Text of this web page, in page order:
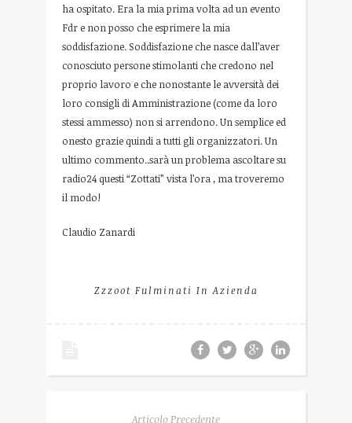
ha ospitato. Era la mia prima volta ad un evento
Fdr e non posso che esprimere la mia
soddisfazione. Soddisfazione che nasce dall’aver
conosciuto persone stimolanti che credono nel
proprio lavoro e che nonostante le avversità dei
loro consigli di Amministrazione (come da loro
stessi ammesso) non si arrendono. Un semplice ed
onesto grazie quindi a tutti gli organizzatori. Un
ultimo commento..sarà un problema ascoltare su
radio24 questi “Zottati” vista l’ora , ma troveremo
il modo!
Claudio Zanardi
Zzzoot Fulminati In Azienda
Articolo Precedente